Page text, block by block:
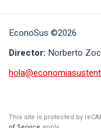
EconoSus ©2026
Director: Norberto
This site is protected by